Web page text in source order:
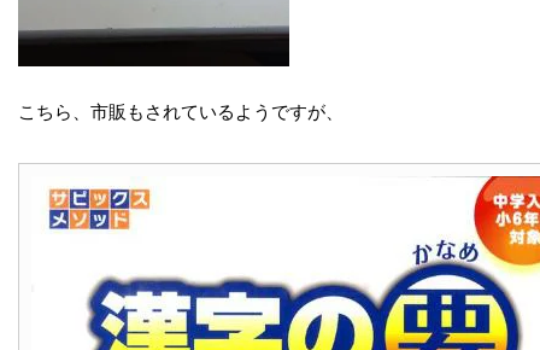
こちら、市販もされているようですが、